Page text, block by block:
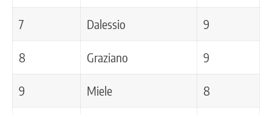
7 Dalessio 9
8 Graziano 9
9 Miele 8